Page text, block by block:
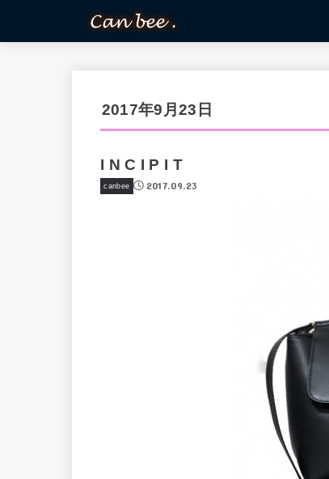
2017年9月23日
I N C I P I T
canbee 2017.09.23